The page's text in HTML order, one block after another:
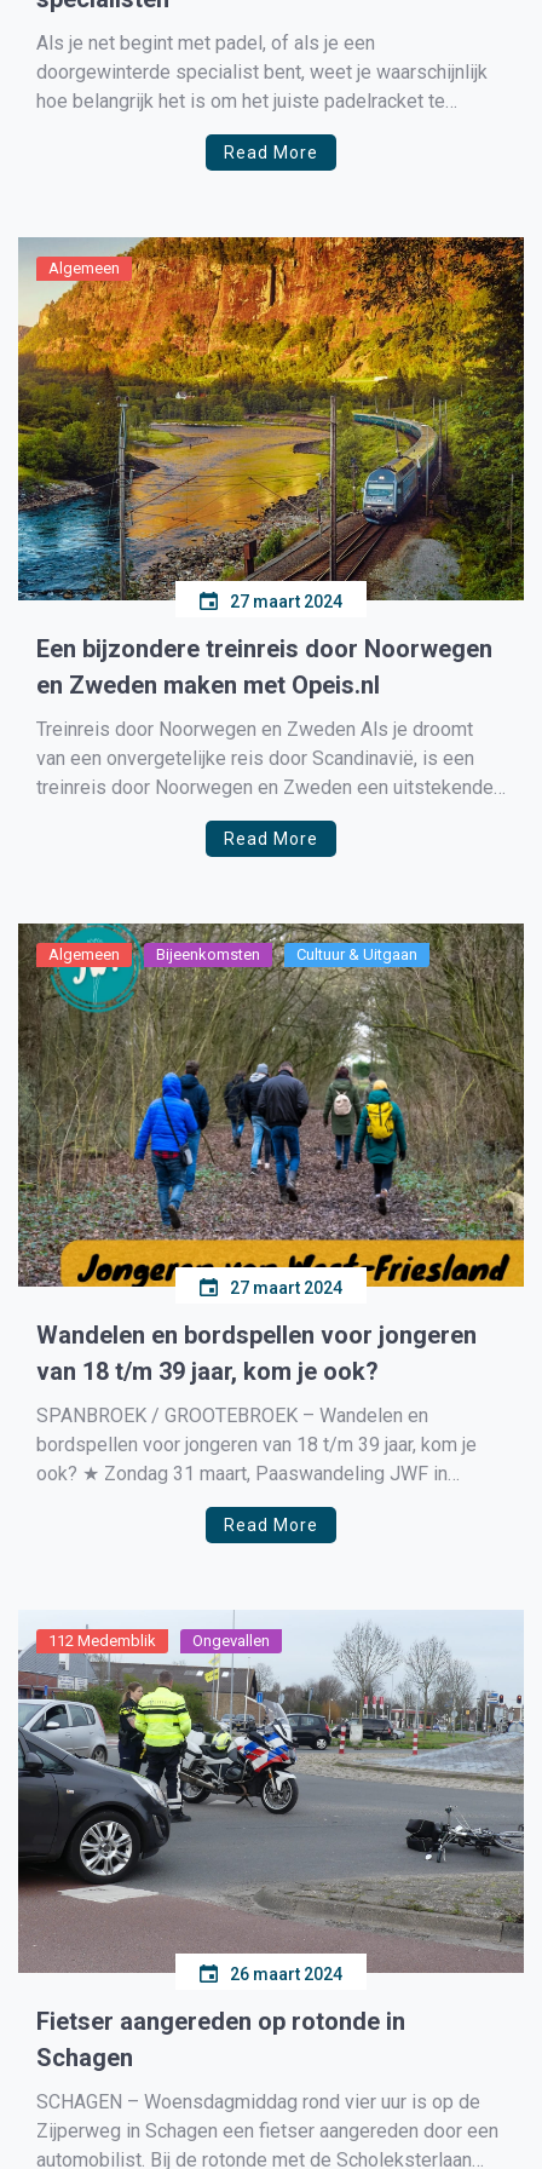
Als je net begint met padel, of als je een
doorgewinterde specialist bent, weet je waarschijnlijk
hoe belangrijk het is om het juiste padelracket te
kiezen. Padelrackets variëren sterk in eigenschappen
en specificaties, en het vinden van het juiste racket kan
Read More
Algemeen
27 maart 2024
Een bijzondere treinreis door Noorwegen
en Zweden maken met Opeis.nl
Treinreis door Noorwegen en Zweden Als je droomt
van een onvergetelijke reis door Scandinavië, is een
treinreis door Noorwegen en Zweden een uitstekende
keuze. Deze landen staan bekend om hun
adembenemende natuur, pittoreske steden en
van de […]
Read More
Algemeen Bijeenkomsten Cultuur & Uitgaan
27 maart 2024
Wandelen en bordspellen voor jongeren
van 18 t/m 39 jaar, kom je ook?
SPANBROEK / GROOTEBROEK – Wandelen en
bordspellen voor jongeren van 18 t/m 39 jaar, kom je
ook? ★ Zondag 31 maart, Paaswandeling JWF in
Spanbroek. Van 12.00-14.00 uur ★ Vrijdag 5 april,
Bordspellen avond in Grootebroek. Van 20.00-00.00 uur
Read More
112 Medemblik Ongevallen
26 maart 2024
Fietser aangereden op rotonde in
Schagen
SCHAGEN – Woensdagmiddag rond vier uur is op de
Zijperweg in Schagen een fietser aangereden door een
automobilist. Bij de rotonde met de Scholeksterlaan